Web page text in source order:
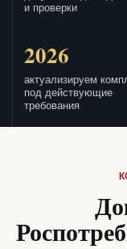
и проверки
2026
актуализируем
под действующие
требования